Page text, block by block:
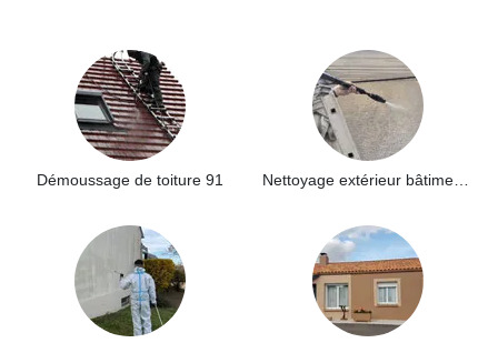
Démoussage de toiture 91